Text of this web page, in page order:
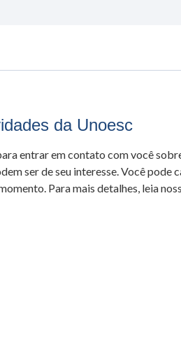
da Unoesc
entrar em contato com você
ser de seu interesse. Você pode
Para mais detalhes, leia